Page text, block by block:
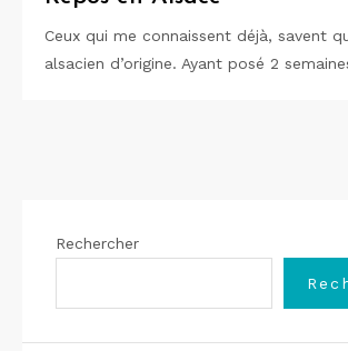
Ceux qui me connaissent déjà, savent
alsacien d’origine. Ayant posé 2
Rechercher